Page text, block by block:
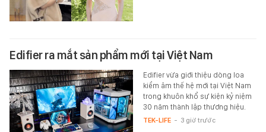
Edifier ra mắt sản phẩm mới tại Việt Nam
Edifier vừa giới thiệu dòng loa
kiểm âm thế hệ mới tại Việt Nam
trong khuôn khổ sự kiện kỷ niệm
30 năm thành lập thương hiệu.
TEK-LIFE - 3 giờ trước